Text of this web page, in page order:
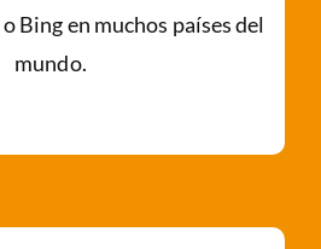
Bing en muchos países del
mundo.